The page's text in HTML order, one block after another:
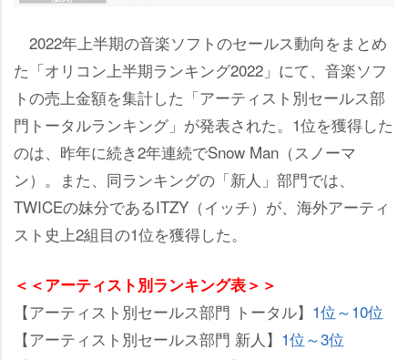
2022年上半期の音楽ソフトのセールス動向をまとめ
た「オリコン上半期ランキング2022」にて、音楽ソフ
トの売上金額を集計した「アーティスト別セールス部
門トータルランキング」が発表された。1位を獲得した
のは、昨年に続き2年連続でSnow Man（スノーマ
ン）。また、同ランキングの「新人」部門では、
TWICEの妹分であるITZY（イッチ）が、海外アーティ
スト史上2組目の1位を獲得した。
＜＜アーティスト別ランキング表＞＞
【アーティスト別セールス部門 トータル】 1位～10位
【アーティスト別セールス部門 新人】 1位～3位